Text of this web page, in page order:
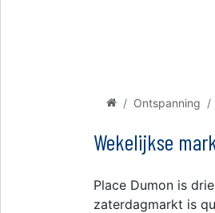
Ontspanning
Wekelijkse
Place Dumon is
zaterdagmarkt is